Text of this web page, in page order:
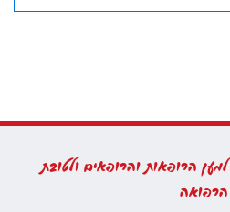
למען הרופאות והרופאים ולטובת
הרפואה